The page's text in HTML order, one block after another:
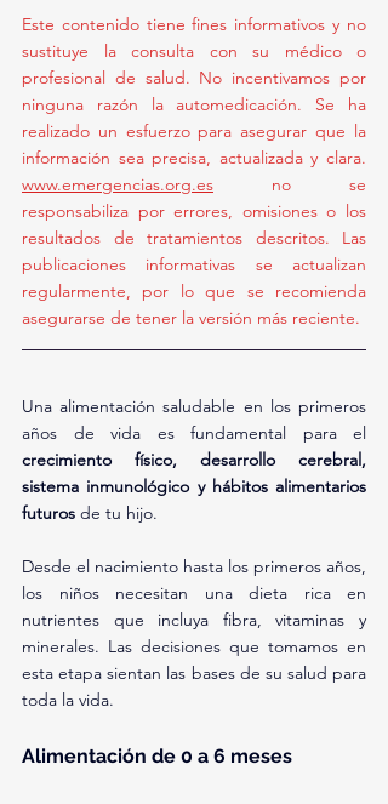
Este contenido tiene fines informativos y no
sustituye la consulta con su médico o
profesional de salud. No incentivamos por
ninguna razón la automedicación. Se ha
realizado un esfuerzo para asegurar que la
www.emergencias.org.es no se
responsabiliza por errores, omisiones o los
resultados de tratamientos descritos. Las
publicaciones informativas se actualizan
regularmente, por lo que se recomienda
asegurarse de tener la versión más reciente.
Una alimentación saludable en los primeros
crecimiento físico, desarrollo cerebral,
sistema inmunológico y hábitos alimentarios
futuros de tu hijo.
Desde el nacimiento hasta los primeros años,
los niños necesitan una dieta rica en
nutrientes que incluya fibra, vitaminas y
minerales. Las decisiones que tomamos en
esta etapa sientan las bases de su salud para
toda la vida.
Alimentación de 0 a 6 meses